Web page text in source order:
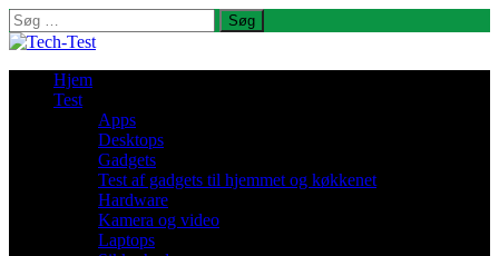
Søg
efter:
Hjem
Test
Apps
Desktops
Gadgets
Test af gadgets til hjemmet og køkkenet
Hardware
Kamera og video
Laptops